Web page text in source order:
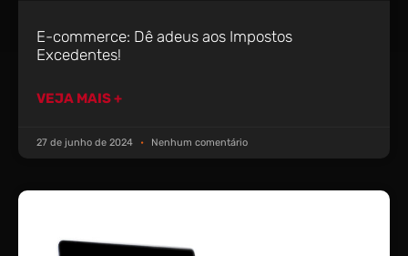
E-commerce: Dê adeus aos Impostos
Excedentes!
VEJA MAIS +
27 de junho de 2024 Nenhum comentário